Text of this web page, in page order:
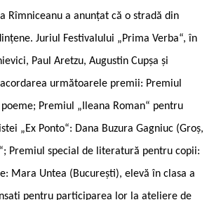
Rîmniceanu a anunțat că o stradă din
Juriul Festivalului „Prima Verba“, în
Paul Aretzu, Augustin Cupșa și
următoarele premii: Premiul
Premiul „Ileana Roman“ pentru
„Ex Ponto“: Dana Buzura Gagniuc (Groș,
Premiul special de literatură pentru copii:
Mara Untea (București), elevă în clasa a
pentru participarea lor la ateliere de